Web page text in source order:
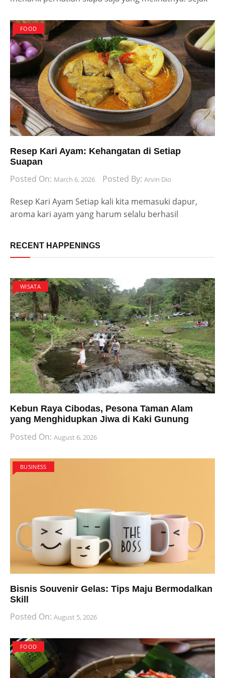
FOOD
Resep Kari Ayam: Kehangatan di Setiap
Suapan
Posted On: March 6, 2026 Posted By: Arvin Dio
Resep Kari Ayam Setiap kali kita memasuki dapur,
aroma kari ayam yang harum selalu berhasil
RECENT HAPPENINGS
WISATA
Kebun Raya Cibodas, Pesona Taman Alam
yang Menghidupkan Jiwa di Kaki Gunung
Posted On: August 6, 2026
BUSINESS
Bisnis Souvenir Gelas: Tips Maju Bermodalkan
Skill
Posted On: August 5, 2026
FOOD